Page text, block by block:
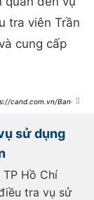
tra viên Trần
cung cấp
cand.com.vn/Ban-
van-tai-i762175/
sử dụng
Hồ Chí
tra vụ sử